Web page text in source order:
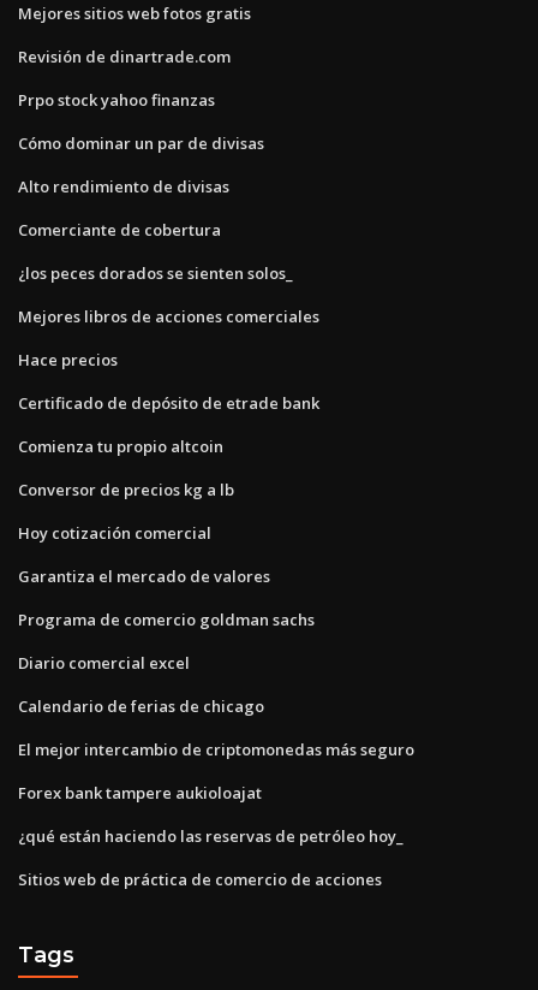
Mejores sitios web fotos gratis
Revisión de dinartrade.com
Prpo stock yahoo finanzas
Cómo dominar un par de divisas
Alto rendimiento de divisas
Comerciante de cobertura
¿los peces dorados se sienten solos_
Mejores libros de acciones comerciales
Hace precios
Certificado de depósito de etrade bank
Comienza tu propio altcoin
Conversor de precios kg a lb
Hoy cotización comercial
Garantiza el mercado de valores
Programa de comercio goldman sachs
Diario comercial excel
Calendario de ferias de chicago
El mejor intercambio de criptomonedas más seguro
Forex bank tampere aukioloajat
¿qué están haciendo las reservas de petróleo hoy_
Sitios web de práctica de comercio de acciones
Tags